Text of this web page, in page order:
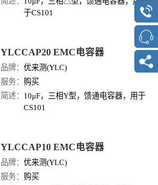
于CS101
YLCCAP20 EMC电容器
品牌：优来测(YLC)
服务： 购买
简述： 10μF，三相Y型，馈通电容器，用于
CS101
YLCCAP10 EMC电容器
品牌：优来测(YLC)
服务： 购买